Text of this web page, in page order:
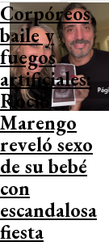
Corpóreos,
baile y
fuegos
artificiales:
Rocío
Marengo
reveló sexo
de su bebé
con
escandalosa
fiesta